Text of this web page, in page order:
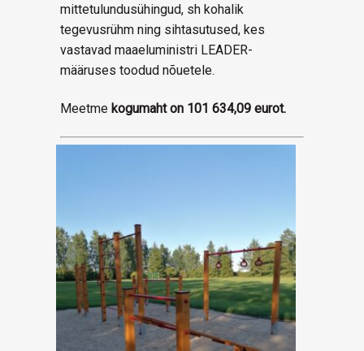
mittetulundusühingud, sh kohalik
tegevusrühm ning sihtasutused, kes
vastavad maaeluministri LEADER-
määruses toodud nõuetele.
Meetme kogumaht on 101 634,09 eurot.